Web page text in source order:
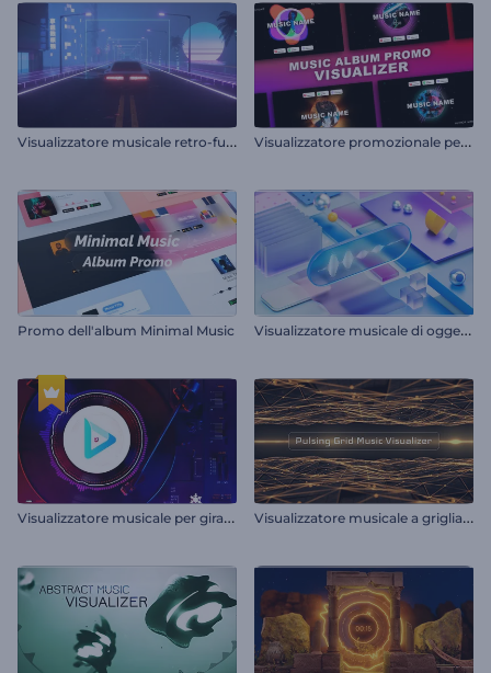
V
isualizzatore musicale retro-futuristico V
isualizzatore promozionale per album musicali
Promo dell'album Minimal Music V
isualizzatore musicale di oggetti cinetici
V
isualizzatore musicale per giradischi V
isualizzatore musicale a griglia pulsante